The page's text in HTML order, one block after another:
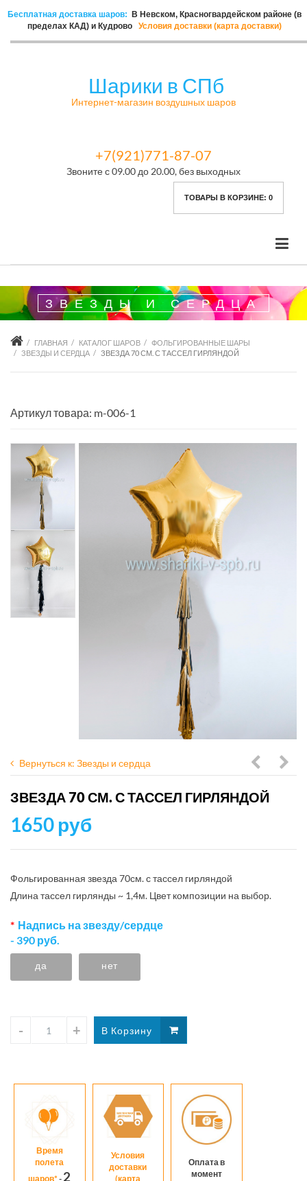
Бесплатная доставка шаров:
В Невском, Красногвардейском районе (в
пределах КАД) и Кудрово
Условия доставки (карта доставки)
Шарики в СПб
Интернет-магазин воздушных шаров
+7(921)771-87-07
Звоните с 09.00 до 20.00, без выходных
ТОВАРЫ В КОРЗИНЕ: 0
ЗВЕЗДЫ И СЕРДЦА
ГЛАВНАЯ КАТАЛОГ ШАРОВ
ФОЛЬГИРОВАННЫЕ ШАРЫ
ЗВЕЗДЫ И СЕРДЦА
ЗВЕЗДА 70 СМ. С ТАССЕЛ ГИРЛЯНДОЙ
Артикул товара: m-006-1
Вернуться к: Звезды и сердца
3-х
на
ЗВЕЗДА 70 СМ. С ТАССЕЛ ГИРЛЯНДОЙ
1650 руб
Фольгированная звезда 70см. с тассел гирляндой
Длина тассел гирлянды ~ 1,4м. Цвет композиции на выбор.
Надпись на звезду/сердце
- 390 руб.
да нет
Время
полета
шаров*- 2
Условия
доставки
(карта
Оплата в
момент